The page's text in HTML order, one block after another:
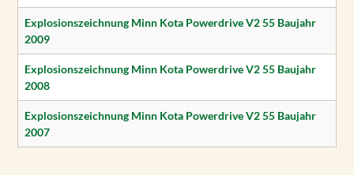
Explosionszeichnung Minn Kota Powerdrive V2 55 Baujahr
2009
Explosionszeichnung Minn Kota Powerdrive V2 55 Baujahr
2008
Explosionszeichnung Minn Kota Powerdrive V2 55 Baujahr
2007